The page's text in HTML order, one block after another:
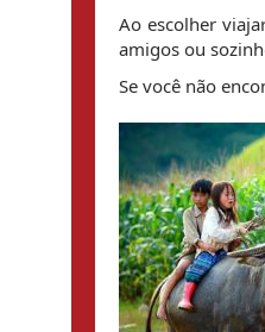
Ao escolher
amigos ou
Se você não